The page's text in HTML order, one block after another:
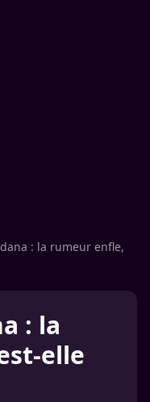
: la rumeur enfle,
: la
elle